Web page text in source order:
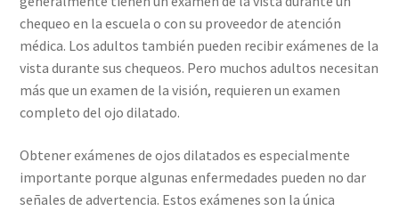
chequeo en la escuela o con su proveedor de atención
médica. Los adultos también pueden recibir exámenes de la
vista durante sus chequeos. Pero muchos adultos necesitan
más que un examen de la visión, requieren un examen
completo del ojo dilatado.
Obtener exámenes de ojos dilatados es especialmente
importante porque algunas enfermedades pueden no dar
señales de advertencia. Estos exámenes son la única